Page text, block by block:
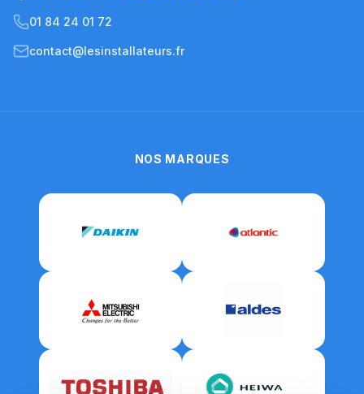
01 84 24 01 72
contact@lesinstallateurs.fr
NOS MARQUES